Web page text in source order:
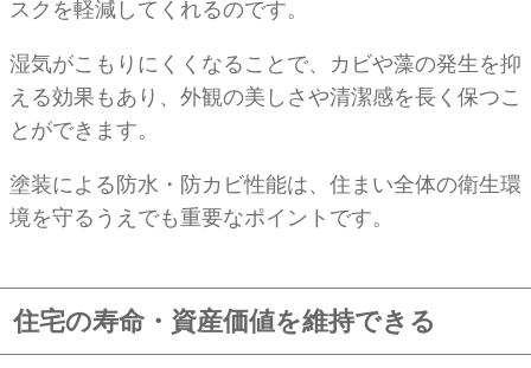
スクを軽減してくれるのです。
湿気がこもりにくくなることで、カビや藻の発生を抑
える効果もあり、外観の美しさや清潔感を長く保つこ
とができます。
塗装による防水・防カビ性能は、住まい全体の衛生環
境を守るうえでも重要なポイントです。
住宅の寿命・資産価値を維持できる